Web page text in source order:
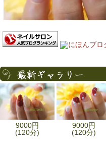
9000円
(120分)
9000円
(120分)